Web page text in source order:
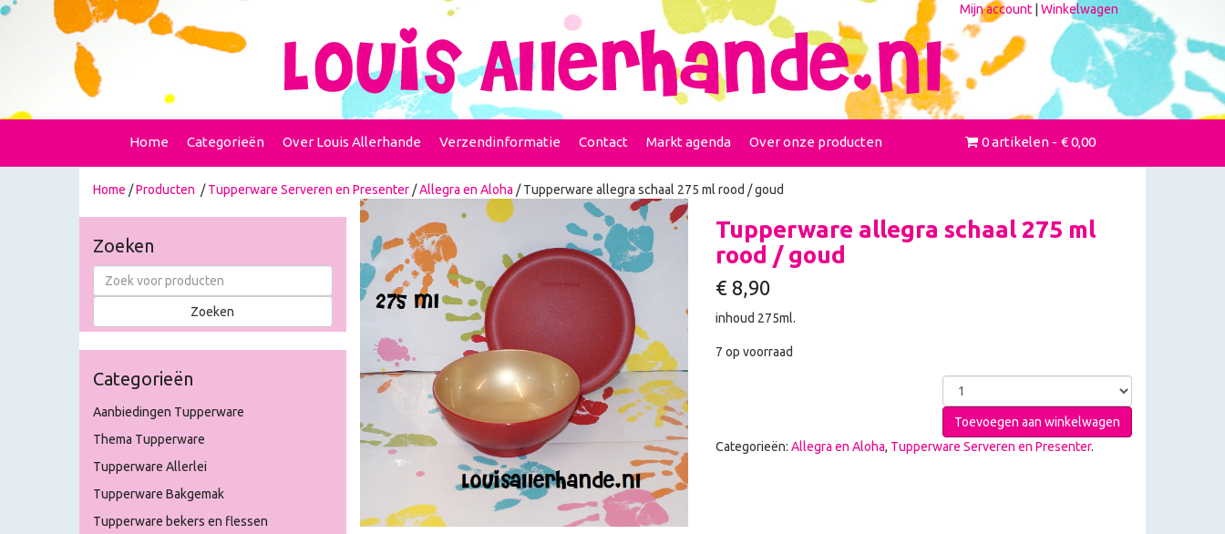
Mijn account Winkelwagen
Home Categorieën Over Louis Allerhande Verzendinformatie Contact Markt agenda Over onze producten 0 artikelen € 0,00
Home /Producten /Tupperware Serveren en Presenter /Allegra en Aloha / Tupperware allegra schaal 275 ml rood / goud
Zoeken
Categorieën
Aanbiedingen Tupperware
Thema Tupperware
Tupperware Allerlei
Tupperware Bakgemak
Tupperware bekers en flessen
Tupperware allegra schaal 275 ml
rood / goud
€8,90
inhoud 275ml.
7 op voorraad
Toevoegen aan winkelwagen
Categorieën: Allegra en Aloha, Tupperware Serveren en Presenter.